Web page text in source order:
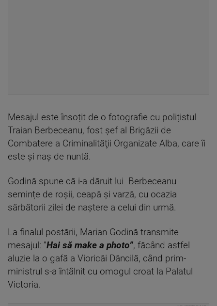
Mesajul este însoțit de o fotografie cu polițistul
Traian Berbeceanu, fost şef al Brigăzii de
Combatere a Criminalităţii Organizate Alba, care îi
este și naș de nuntă.
Godină spune că i-a dăruit lui Berbeceanu
semințe de roșii, ceapă și varză, cu ocazia
sărbătorii zilei de naștere a celui din urmă.
La finalul postării, Marian Godină transmite
mesajul: ”Hai să make a photo”, făcând astfel
aluzie la o gafă a Vioricăi Dăncilă, când prim-
ministrul s-a întâlnit cu omogul croat la Palatul
Victoria.